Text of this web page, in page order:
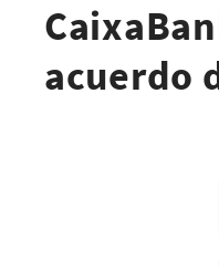
acuerdo